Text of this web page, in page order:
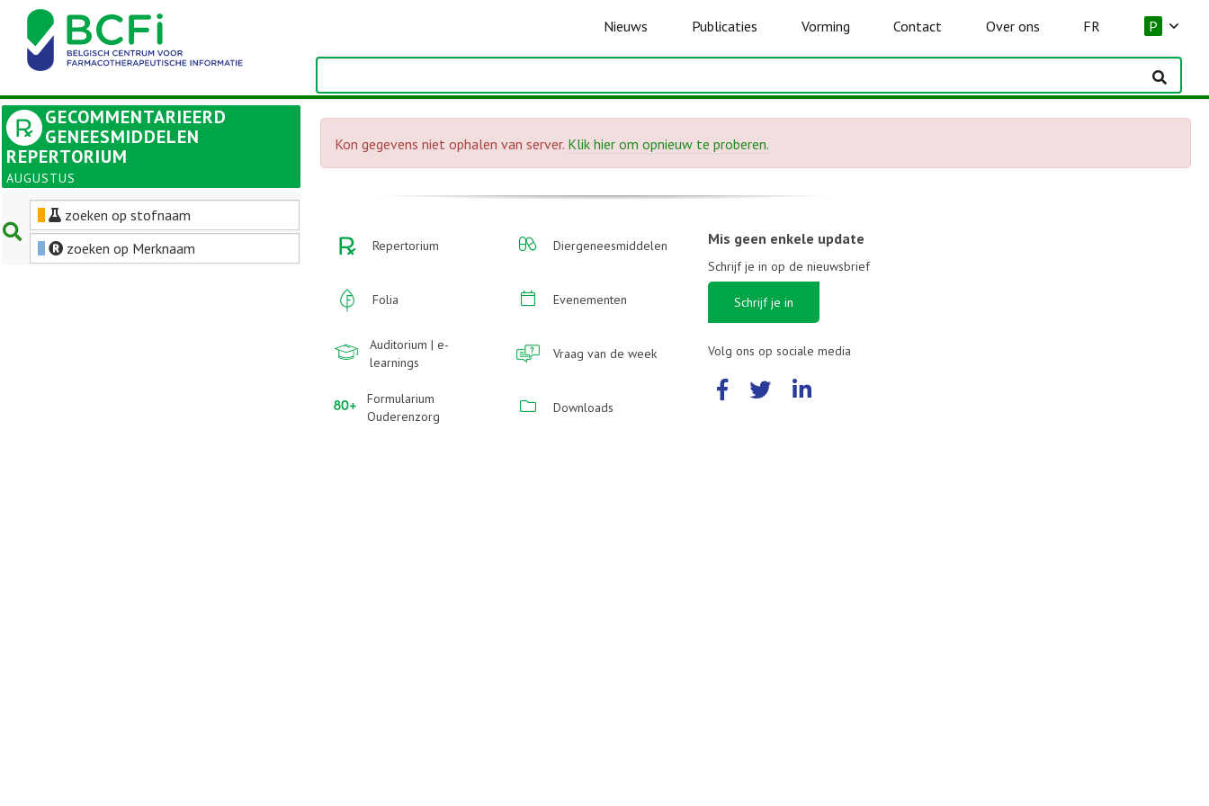
Nieuws Publicaties Vorming Contact Over ons FR P
GECOMMENTARIEERD
GENEESMIDDELEN
REPERTORIUM
AUGUSTUS
zoeken op stofnaam
zoeken op Merknaam
Kon gegevens niet ophalen van server. Klik hier om opnieuw te proberen.
Repertorium
Folia
Auditorium | e-
learnings
Formularium
Ouderenzorg
Diergeneesmiddelen
Evenementen
Vraag van de week
Downloads
Mis geen enkele update
Schrijf je in op de nieuwsbrief
Schrijf je in
Volg ons op sociale media